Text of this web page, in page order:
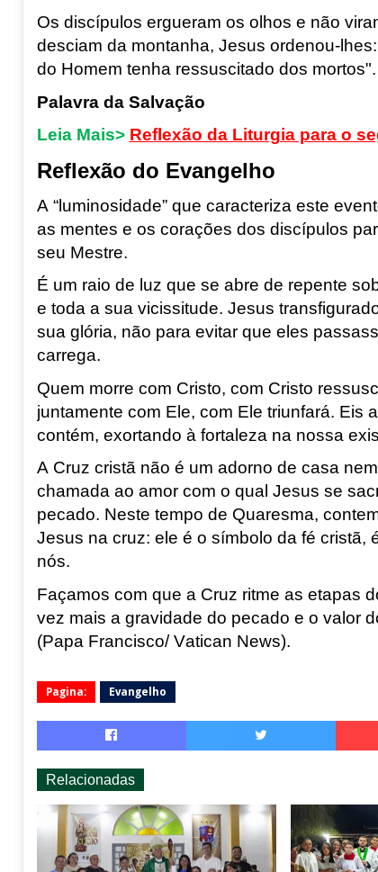
Os discípulos ergueram os olhos e não
desciam da montanha, Jesus ordenou-lhes:
do Homem tenha ressuscitado dos mortos".
Palavra da Salvação
Leia Mais> Reflexão da Liturgia para o
Reflexão do Evangelho
A “luminosidade”que caracteriza este
as mentes e os corações dos discípulos
seu Mestre.
É um raio de luz que se abre de repente
e toda a sua vicissitude. Jesus
sua glória, não para evitar que eles
carrega.
Quem morre com Cristo, com Cristo
juntamente com Ele, com Ele triunfará. Eis
contém, exortando à fortaleza na nossa
A Cruz cristã não é um adorno de casa
chamada ao amor com o qual Jesus se
pecado. Neste tempo de Quaresma,
Jesus na cruz: ele é o símbolo da fé cristã,
nós.
Façamos com que a Cruz ritme as etapas
vez mais a gravidade do pecado e o valor
(Papa Francisco/ Vatican News).
Pagina: Evangelho
Relacionadas